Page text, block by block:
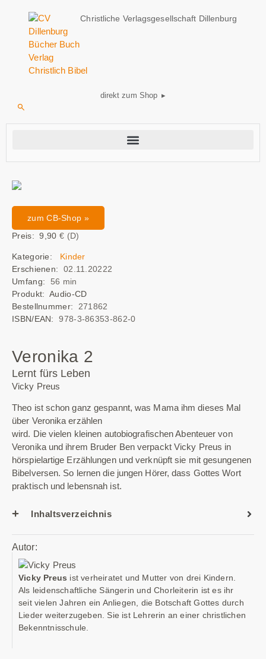
Christliche Verlagsgesellschaft Dillenburg
direkt zum Shop ▸
zum CB-Shop »
Preis: 9,90 € (D)
Kategorie: Kinder
Erschienen: 02.11.20222
Umfang: 56 min
Produkt: Audio-CD
Bestellnummer: 271862
ISBN/EAN:978-3-86353-862-0
Veronika 2
Lernt fürs Leben
Vicky Preus
Theo ist schon ganz gespannt, was Mama ihm dieses Mal
über Veronika erzählen
wird. Die vielen kleinen autobiografischen Abenteuer von
Veronika und ihrem Bruder Ben verpackt Vicky Preus in
hörspielartige Erzählungen und verknüpft sie mit gesungenen
Bibelversen. So lernen die jungen Hörer, dass Gottes Wort
praktisch und lebensnah ist.
Inhaltsverzeichnis
Autor:
Vicky Preus ist verheiratet und Mutter von drei Kindern.
Als leidenschaftliche Sängerin und Chorleiterin ist es ihr
seit vielen Jahren ein Anliegen, die Botschaft Gottes durch
Lieder weiterzugeben. Sie ist Lehrerin an einer christlichen
Bekenntnisschule.